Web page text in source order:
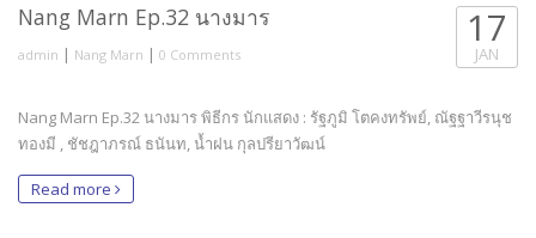
Nang Marn Ep.32 นางมาร
admin | Nang Marn | 0 Comments
17
JAN
Nang Marn Ep.32 นางมาร พิธีกร นักแสดง : รัฐภูมิ โตคงทรัพย์, ณัฐฐาวีรนุช
ทองมี , ชัชฎาภรณ์ ธนันท, น้ำฝน กุลปรียาวัฒน์
Read more